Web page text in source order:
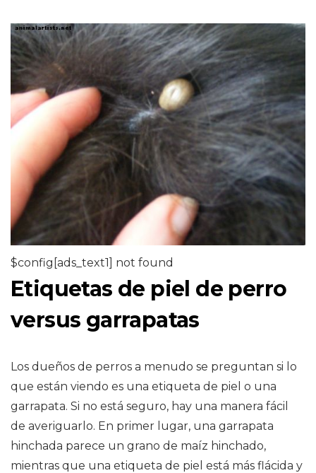
$config[ads_text1] not found
Etiquetas de piel de perro
versus garrapatas
Los dueños de perros a menudo se preguntan si lo
que están viendo es una etiqueta de piel o una
garrapata. Si no está seguro, hay una manera fácil
de averiguarlo. En primer lugar, una garrapata
hinchada parece un grano de maíz hinchado,
mientras que una etiqueta de piel está más flácida y